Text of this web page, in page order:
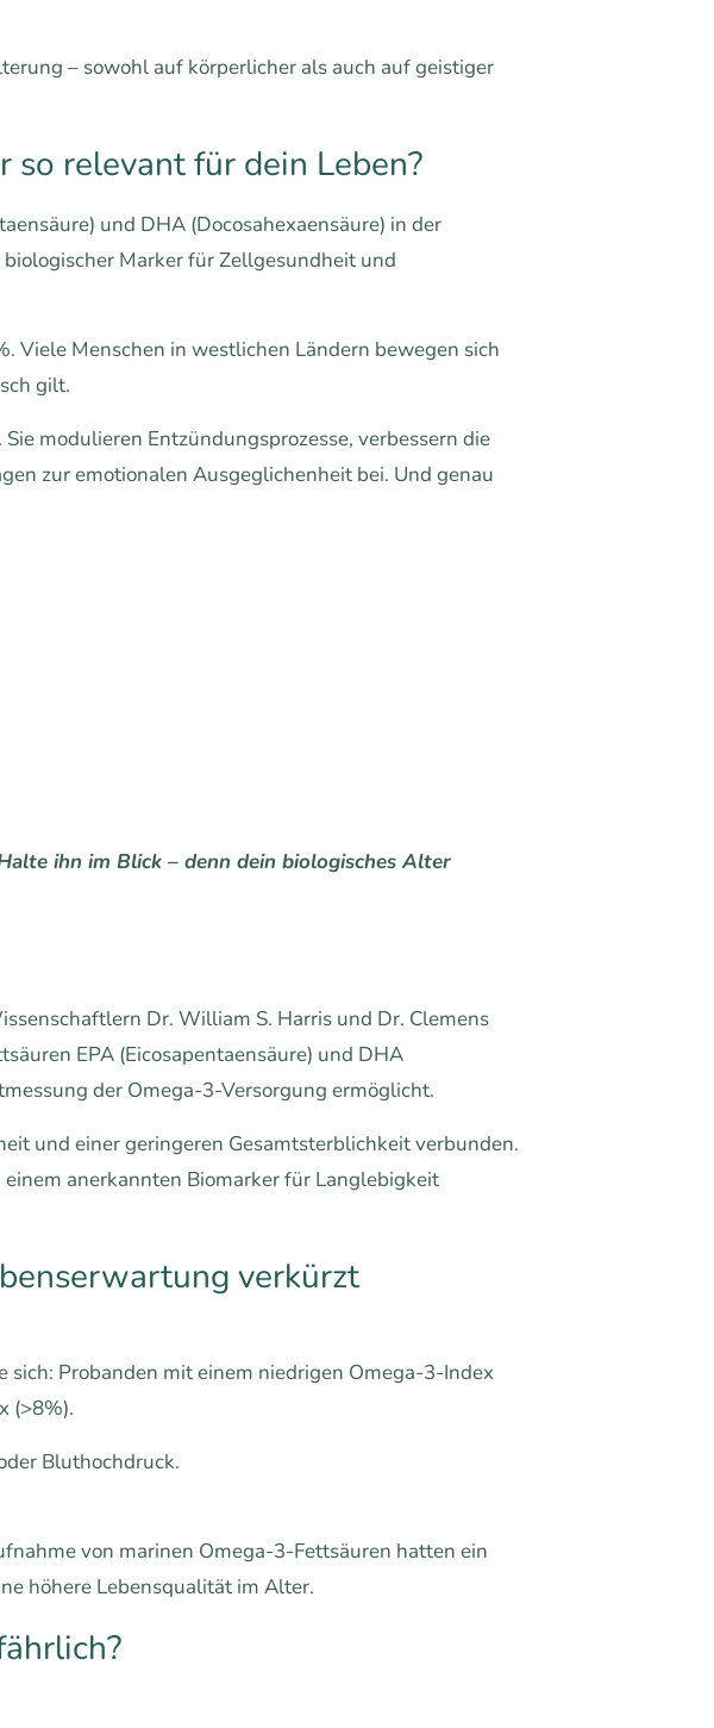
– sowohl auf körperlicher als auch auf geistiger
relevant für dein Leben?
und DHA (Docosahexaensäure) in der
Marker für Zellgesundheit und
Viele Menschen in westlichen Ländern bewegen sich
gilt.
modulieren Entzündungsprozesse, verbessern die
zur emotionalen Ausgeglichenheit bei. Und genau
ihn im Blick – denn dein biologisches Alter
Dr. William S. Harris und Dr. Clemens
EPA (Eicosapentaensäure) und DHA
der Omega-3-Versorgung ermöglicht.
und einer geringeren Gesamtsterblichkeit verbunden.
anerkannten Biomarker für Langlebigkeit
verkürzt
Probanden mit einem niedrigen Omega-3-Index
(>8%).
Bluthochdruck.
von marinen Omega-3-Fettsäuren hatten ein
höhere Lebensqualität im Alter.